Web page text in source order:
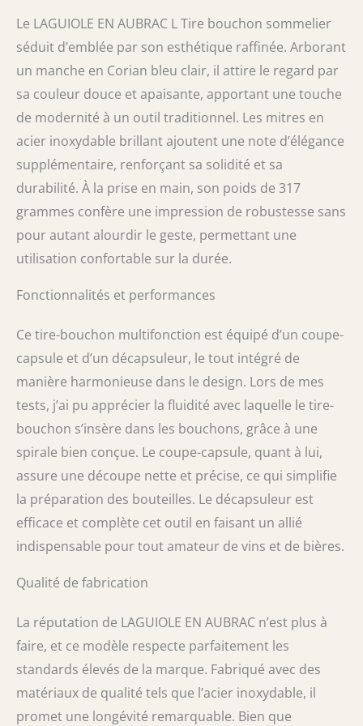
Le LAGUIOLE EN AUBRAC L Tire bouchon sommelier
séduit d’emblée par son esthétique raffinée. Arborant
un manche en Corian bleu clair, il attire le regard par
sa couleur douce et apaisante, apportant une touche
de modernité à un outil traditionnel. Les mitres en
acier inoxydable brillant ajoutent une note d’élégance
supplémentaire, renforçant sa solidité et sa
durabilité. À la prise en main, son poids de 317
grammes confère une impression de robustesse sans
pour autant alourdir le geste, permettant une
utilisation confortable sur la durée.
Fonctionnalités et performances
Ce tire-bouchon multifonction est équipé d’un coupe-
capsule et d’un décapsuleur, le tout intégré de
manière harmonieuse dans le design. Lors de mes
tests, j’ai pu apprécier la fluidité avec laquelle le tire-
bouchon s’insère dans les bouchons, grâce à une
spirale bien conçue. Le coupe-capsule, quant à lui,
assure une découpe nette et précise, ce qui simplifie
la préparation des bouteilles. Le décapsuleur est
efficace et complète cet outil en faisant un allié
indispensable pour tout amateur de vins et de bières.
Qualité de fabrication
La réputation de LAGUIOLE EN AUBRAC n’est plus à
faire, et ce modèle respecte parfaitement les
standards élevés de la marque. Fabriqué avec des
matériaux de qualité tels que l’acier inoxydable, il
promet une longévité remarquable. Bien que